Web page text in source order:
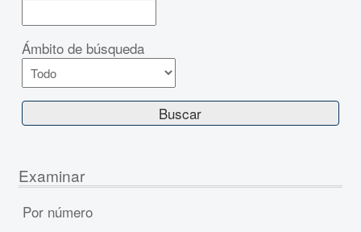
Ámbito de búsqueda
Examinar
Por número